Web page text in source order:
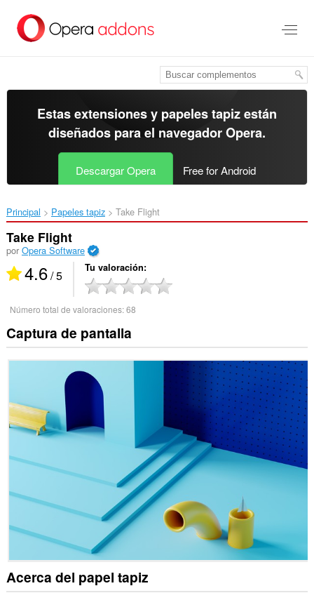
contenido
Estas extensiones y papeles tapiz están
diseñados para el navegador Opera.
Descargar Opera Free for Android
Principal Papeles tapiz Take Flight‎
Take Flight
por Opera Software
4.6/ 5 Tu valoración
Número total de valoraciones:68
Captura de pantalla
Acerca del papel tapiz